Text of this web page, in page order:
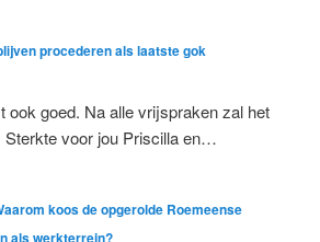
procederen als laatste gok
ook goed. Na alle vrijspraken zal het
Sterkte voor jou Priscilla en…
koos de opgerolde Roemeense
als werkterrein?